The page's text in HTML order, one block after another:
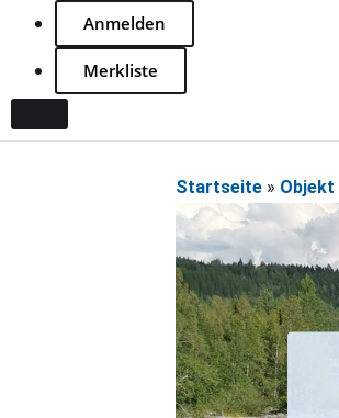
Anmelden
Merkliste
Startseite » Objekt